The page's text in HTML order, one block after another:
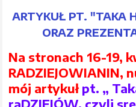
ARTYKUŁ PT. "TAKA
ORAZ
Na stronach 16-19,
RADZIEJOWIANIN,
mój artykuł pt. „
raDZIEJÓW, czyli